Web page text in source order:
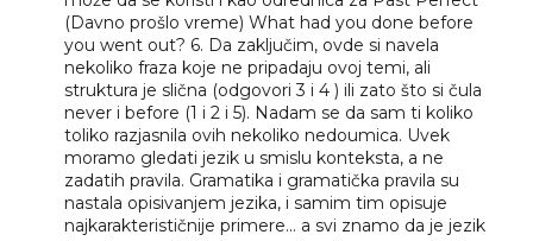
(Davno prošlo vreme) What had you done before
you went out? 6. Da zaključim, ovde si navela
nekoliko fraza koje ne pripadaju ovoj temi, ali
struktura je slična (odgovori 3 i 4 ) ili zato što si čula
never i before (1 i 2 i 5). Nadam se da sam ti koliko
toliko razjasnila ovih nekoliko nedoumica. Uvek
moramo gledati jezik u smislu konteksta, a ne
zadatih pravila. Gramatika i gramatička pravila su
nastala opisivanjem jezika, i samim tim opisuje
najkarakterističnije primere... a svi znamo da je jezik